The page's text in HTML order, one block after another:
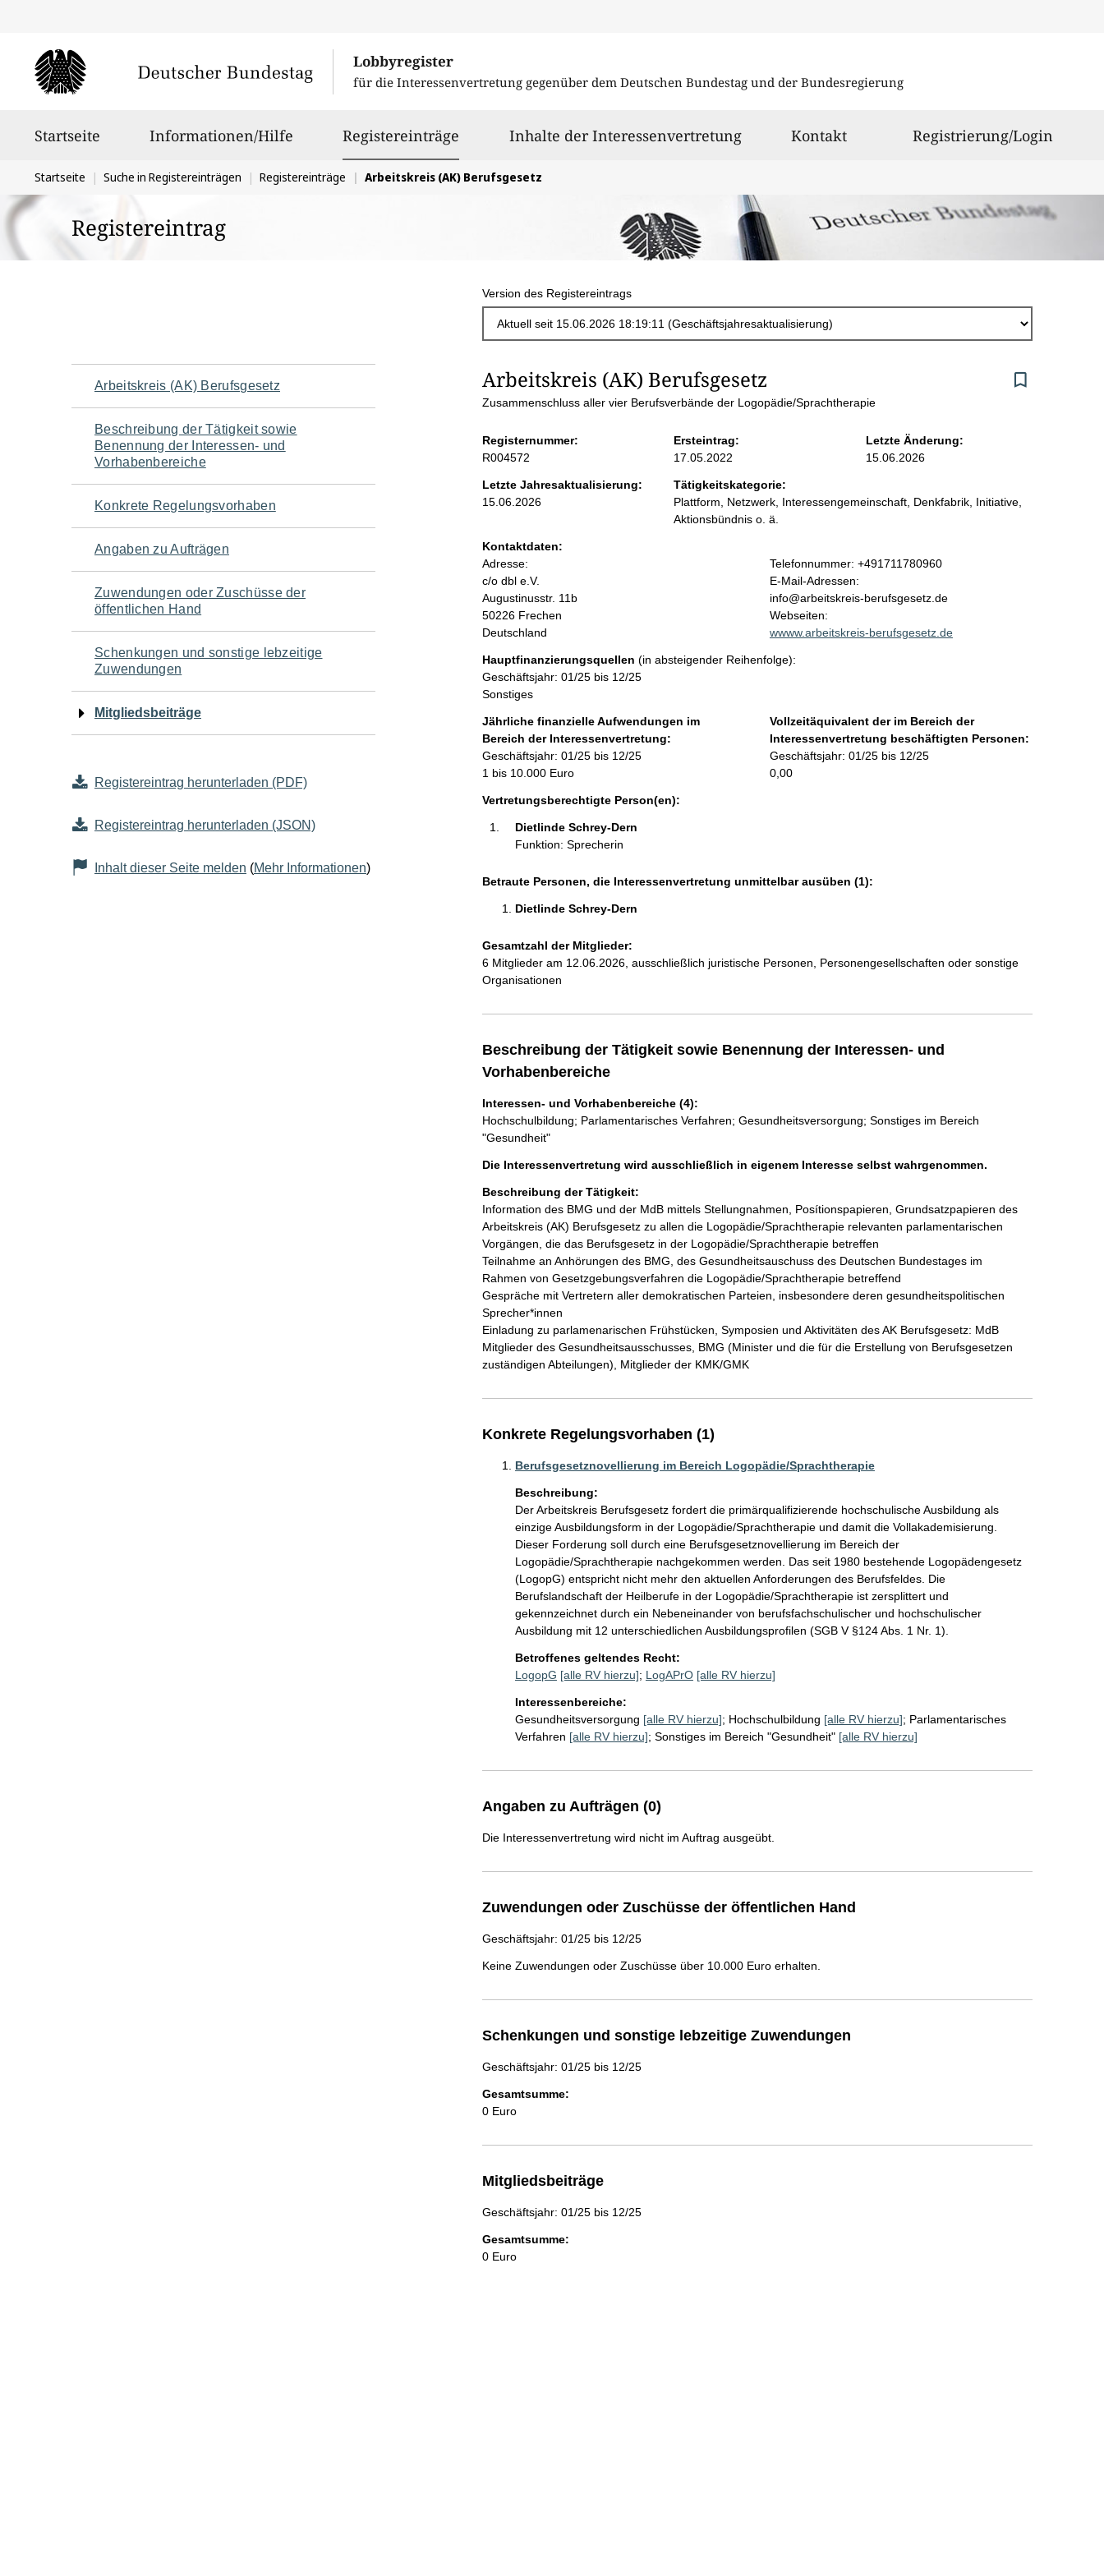
Lobbyregister
für die Interessenvertretung gegenüber dem Deutschen Bundestag und der Bundesregierung
Startseite Informationen/Hilfe Registereinträge ausgewähltInhalte der Interessenvertretung Kontakt Registrierung/Login
Sie
befinden
sich
hier:
Startseite Suche in Registereinträgen Registereinträge Arbeitskreis (AK) Berufsgesetz
Registereintrag
Version des Registereintrags
Navigation
für
den
Seiteninhalt
Arbeitskreis (AK) Berufsgesetz
Beschreibung der Tätigkeit sowie
Benennung der Interessen- und
Vorhabenbereiche
Konkrete Regelungsvorhaben
Angaben zu Aufträgen
Zuwendungen oder Zuschüsse der
öffentlichen Hand
Schenkungen und sonstige lebzeitige
Zuwendungen
Mitgliedsbeiträge
Registereintrag herunterladen (PDF)
Registereintrag herunterladen (JSON)
Inhalt dieser Seite melden (Mehr Informationen)
S
i
t
e
n
i
n
h
a
l
t
Arbeitskreis (AK) Berufsgesetz
Zusammenschluss aller vier Berufsverbände der Logopädie/Sprachtherapie
Registernummer:
R004572
Ersteintrag:
17.05.2022
Letzte Änderung:
15.06.2026
Letzte Jahresaktualisierung:
15.06.2026
Tätigkeitskategorie:
Plattform, Netzwerk, Interessengemeinschaft, Denkfabrik, Initiative,
Aktionsbündnis o. ä.
Kontaktdaten:
Adresse:
c/o dbl e.V.
Augustinusstr. 11b
50226 Frechen
Deutschland
K
o
n
t
a
t
f
o
r
m
Telefonnummer: +491711780960
E-Mail-Adressen:
info@arbeitskreis-berufsgesetz.de
Webseiten:
wwww.arbeitskreis-berufsgesetz.de
Hauptfinanzierungsquellen (in absteigender Reihenfolge):
Geschäftsjahr: 01/25 bis 12/25
Sonstiges
Jährliche finanzielle Aufwendungen im
Bereich der Interessenvertretung:
Geschäftsjahr: 01/25 bis 12/25
1 bis 10.000 Euro
Vollzeitäquivalent der im Bereich der
Interessenvertretung beschäftigten Personen:
Geschäftsjahr: 01/25 bis 12/25
0,00
Vertretungsberechtigte Person(en):
Dietlinde Schrey-Dern
Funktion: Sprecherin
Betraute Personen, die Interessenvertretung unmittelbar ausüben (1):
Dietlinde Schrey-Dern
Gesamtzahl der Mitglieder:
6 Mitglieder am 12.06.2026, ausschließlich juristische Personen, Personengesellschaften oder sonstige
Organisationen
Beschreibung der Tätigkeit sowie Benennung der Interessen- und
Vorhabenbereiche
Interessen- und Vorhabenbereiche (4):
Hochschulbildung; Parlamentarisches Verfahren; Gesundheitsversorgung; Sonstiges im Bereich
"Gesundheit"
Die Interessenvertretung wird ausschließlich in eigenem Interesse selbst wahrgenommen.
Beschreibung der Tätigkeit:
Information des BMG und der MdB mittels Stellungnahmen, Posítionspapieren, Grundsatzpapieren des
Arbeitskreis (AK) Berufsgesetz zu allen die Logopädie/Sprachtherapie relevanten parlamentarischen
Vorgängen, die das Berufsgesetz in der Logopädie/Sprachtherapie betreffen
Teilnahme an Anhörungen des BMG, des Gesundheitsauschuss des Deutschen Bundestages im
Rahmen von Gesetzgebungsverfahren die Logopädie/Sprachtherapie betreffend
Gespräche mit Vertretern aller demokratischen Parteien, insbesondere deren gesundheitspolitischen
Sprecher*innen
Einladung zu parlamenarischen Frühstücken, Symposien und Aktivitäten des AK Berufsgesetz: MdB
Mitglieder des Gesundheitsausschusses, BMG (Minister und die für die Erstellung von Berufsgesetzen
zuständigen Abteilungen), Mitglieder der KMK/GMK
Konkrete Regelungsvorhaben (1)
Berufsgesetznovellierung im Bereich Logopädie/Sprachtherapie
Beschreibung:
Der Arbeitskreis Berufsgesetz fordert die primärqualifizierende hochschulische Ausbildung als
einzige Ausbildungsform in der Logopädie/Sprachtherapie und damit die Vollakademisierung.
Dieser Forderung soll durch eine Berufsgesetznovellierung im Bereich der
Logopädie/Sprachtherapie nachgekommen werden. Das seit 1980 bestehende Logopädengesetz
(LogopG) entspricht nicht mehr den aktuellen Anforderungen des Berufsfeldes. Die
Berufslandschaft der Heilberufe in der Logopädie/Sprachtherapie ist zersplittert und
gekennzeichnet durch ein Nebeneinander von berufsfachschulischer und hochschulischer
Ausbildung mit 12 unterschiedlichen Ausbildungsprofilen (SGB V §124 Abs. 1 Nr. 1).
Betroffenes geltendes Recht:
LogopG [alle RV hierzu]; LogAPrO [alle RV hierzu]
Interessenbereiche:
Gesundheitsversorgung [alle RV hierzu]; Hochschulbildung [alle RV hierzu]; Parlamentarisches
Verfahren [alle RV hierzu]; Sonstiges im Bereich "Gesundheit" [alle RV hierzu]
Angaben zu Aufträgen (0)
Die Interessenvertretung wird nicht im Auftrag ausgeübt.
Zuwendungen oder Zuschüsse der öffentlichen Hand
Geschäftsjahr: 01/25 bis 12/25
Keine Zuwendungen oder Zuschüsse über 10.000 Euro erhalten.
Schenkungen und sonstige lebzeitige Zuwendungen
Geschäftsjahr: 01/25 bis 12/25
Gesamtsumme:
0 Euro
Mitgliedsbeiträge
Geschäftsjahr: 01/25 bis 12/25
Gesamtsumme:
0 Euro